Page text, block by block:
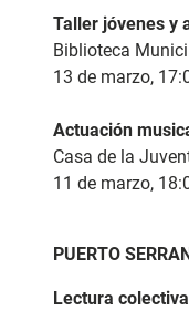
Taller jóvenes y
Biblioteca
13 de marzo,
Actuación
Casa de la
11 de marzo,
PUERTO
Lectura colectiva